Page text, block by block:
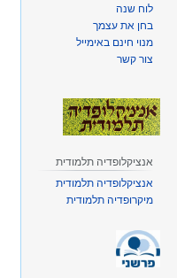
לוח שנה
בחן את עצמך
מנוי חינם באימייל
צור קשר
אנציקלופדיה תלמודית
אנציקלופדיה תלמודית
מיקרופדיה תלמודית